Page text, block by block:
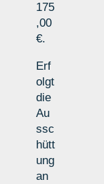
175
,00
€.
Erf
olgt
die
Au
ssc
hütt
ung
an